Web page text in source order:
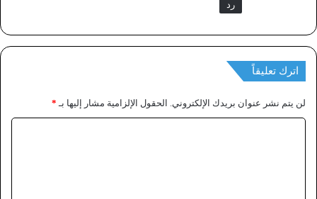
رد
اترك تعليقاً
لن يتم نشر عنوان بريدك الإلكتروني. الحقول الإلزامية مشار إليها بـ *